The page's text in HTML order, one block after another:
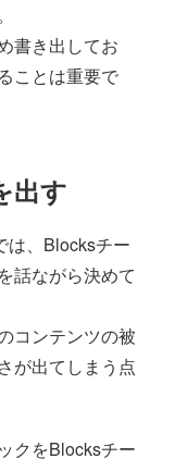
書き出してお
ことは重要で
出す
は、Blocksチー
話ながら決めて
コンテンツの被
が出てしまう点
クをBlocksチー